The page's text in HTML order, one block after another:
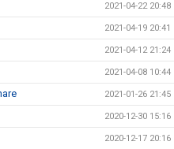
2021-04-22 20:48
2021-04-19 20:41
2021-04-12 21:24
2021-04-08 10:44
2021-01-26 21:45
2020-12-30 15:16
2020-12-17 20:16